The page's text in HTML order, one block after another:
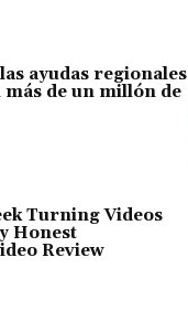
ayudas regionales
más de un millón de
Turning Videos
Honest
Review